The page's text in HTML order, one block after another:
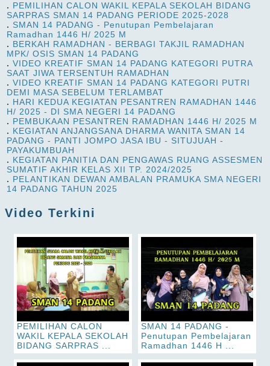
. PEMILIHAN CALON WAKIL KEPALA SEKOLAH BIDANG
SARPRAS SMAN 14 PADANG PERIODE 2025-2028
. SMAN 14 PADANG - Penutupan Pembelajaran
Ramadhan 1446 H/ 2025 M
. BERKAH RAMADHAN - BERBAGI TAKJIL RAMADHAN
MPK/ OSIS SMAN 14 PADANG
. VIDEO KREATIF SMAN 14 PADANG KATEGORI PUTRA
SAAT JIWA TERSENTUH RAMADHAN
. VIDEO KREATIF SMAN 14 PADANG KATEGORI PUTRI
DEMI MASA SEBELUM TERLAMBAT
. HARI KEDUA KEGIATAN PESANTREN RAMADHAN 1446
H/ 2025 - DI SMA NEGERI 14 PADANG
. PEMBUKAAN PESANTREN RAMADHAN 1446 H/ 2025 M
. KEGIATAN ANJANGSANA DHARMA WANITA SMAN 14
PADANG - PANTI JOMPO JASA IBU - SITUJUAH -
PAYAKUMBUAH
. KEGIATAN PANITIA DAN PENGAWAS RUANG ASSESMEN
SUMATIF AKHIR KELAS XII TP. 2024/2025
. PELANTIKAN DEWAN AMBALAN PRAMUKA SMA NEGERI
14 PADANG TAHUN 2025
Video Terkini
PEMILIHAN CALON
WAKIL KEPALA SEKOLAH
BIDANG SARPRAS ...
SMAN 14 PADANG -
Penutupan Pembelajaran
Ramadhan 1446 H ...